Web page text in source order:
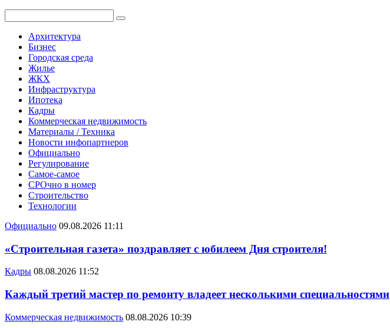
Архитектура
Бизнес
Городская среда
Жилье
ЖКХ
Инфраструктура
Ипотека
Кадры
Коммерческая недвижимость
Материалы / Техника
Новости инфопартнеров
Официально
Регулирование
Самое-самое
СРОчно в номер
Строительство
Технологии
Официально 09.08.2026 11:11
«Строительная газета» поздравляет с юбилеем Дня строителя!
Кадры 08.08.2026 11:52
Каждый третий мастер по ремонту владеет несколькими специальностями
Коммерческая недвижимость 08.08.2026 10:39